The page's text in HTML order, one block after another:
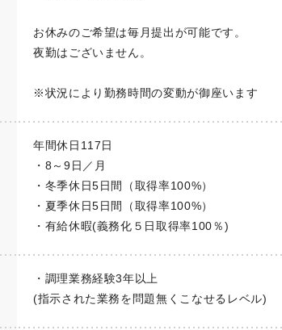
お休みのご希望は毎月提出が可能です。
夜勤はございません。
※状況により勤務時間の変動が御座います
年間休日117日
・8～9日／月
・冬季休日5日間（取得率100%）
・夏季休日5日間（取得率100%）
・有給休暇(義務化５日取得率100％)
・調理業務経験3年以上
(指示された業務を問題無くこなせるレベル)